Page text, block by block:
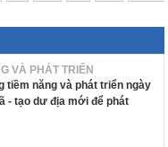
VÀ PHÁT TRIỂN
tiềm năng và phát triển ngày
- tạo dư địa mới để phát